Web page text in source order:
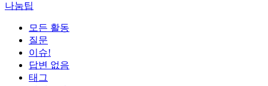
나눔팁
모든 활동
질문
이슈!
답변 없음
태그